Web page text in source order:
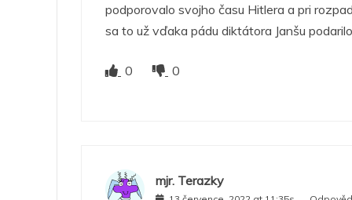
podporovalo svojho času Hitlera a pri
sa to už vďaka pádu diktátora Janšu podarilo.
0 0
mjr. Terazky